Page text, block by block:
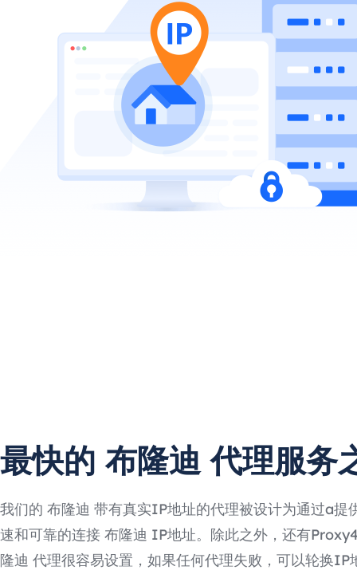
最快的 布隆迪 代理服务
我们的 布隆迪 带有真实IP地址的代理被设计为通过a提
速和可靠的连接 布隆迪 IP地址。除此之外，还有
隆迪 代理很容易设置，如果任何代理失败，可以轮换IP